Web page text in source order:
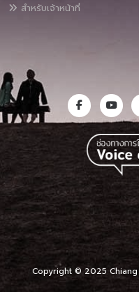
สำหรับเจ้าหน้าที่
Copyright © 2025